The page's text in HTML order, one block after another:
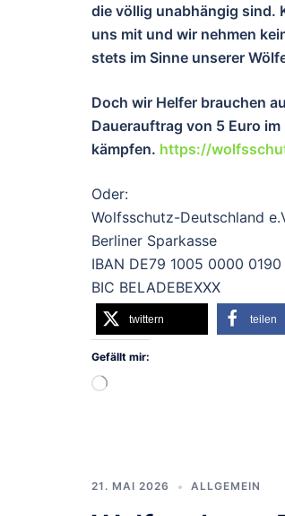
die völlig unabhängig sind.
uns mit und wir nehmen
stets im Sinne unserer
Doch wir Helfer brauchen
Dauerauftrag von 5 Euro
kämpfen. https://
Oder:
Wolfsschutz-Deutschland
Berliner Sparkasse
IBAN DE79 1005 0000 0190
BIC BELADEBEXXX
twittern teilen
Gefällt mir:
Wird
21. MAI 2026 ALLGEMEIN